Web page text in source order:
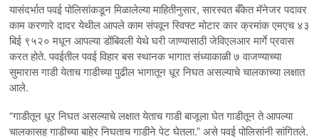
यासंदर्भात पवई पोलिसांकडून मिळालेल्या माहितीनुसार, सारस्वत बँकेत मॅनेजर पदावर
काम करणारे दादर येथील आपले काम संपवून स्विफ्ट मोटार कार क्रमांक एमएच ४३
बिई ९५२० मधून आपल्या डोंबिवली येथे घरी जाण्यासाठी जेविएलआर मार्गे प्रवास
करत होते. पवईतील पवई विहार बस स्थानक भागात संध्याकाळी ७ वाजण्याच्या
सुमारास गाडी येताच गाडीच्या पुढील भागातून धूर निघत असल्याचे चालकाच्या लक्षात
आले.
“गाडीतून धूर निघत असल्याचे लक्षात येताच गाडी बाजूला घेत गाडीतून ते आपल्या
चालकासह गाडीच्या बाहेर निघताच गाडीने पेट घेतला.” असे पवई पोलिसांनी सांगितले.